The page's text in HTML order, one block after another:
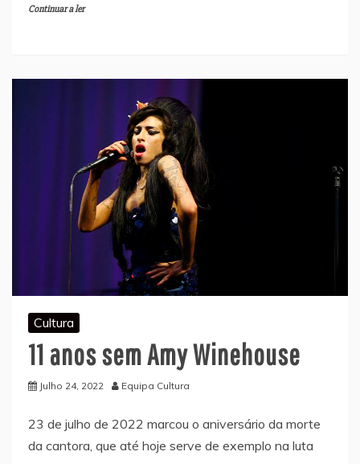
Continuar a ler
Cultura
11 anos sem Amy Winehouse
Julho 24, 2022 Equipa Cultura
23 de julho de 2022 marcou o aniversário da morte
da cantora, que até hoje serve de exemplo na luta